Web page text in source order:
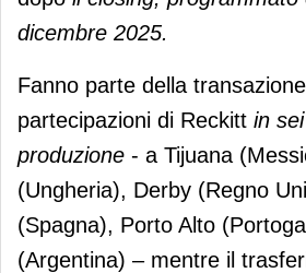
dicembre 2025.
Fanno parte della
partecipazioni di Reckitt in
produzione - a Tijuana
(Ungheria), Derby (Regno
(Spagna), Porto Alto
(Argentina) – mentre il